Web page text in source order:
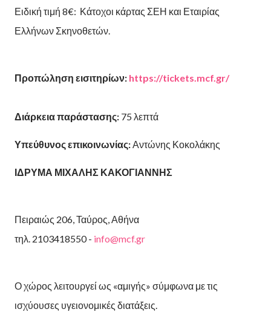
Ειδική τιμή 8€: Κάτοχοι κάρτας ΣΕΗ και Εταιρίας
Ελλήνων Σκηνοθετών.
Προπώληση εισιτηρίων: https://tickets.mcf.gr/
Διάρκεια παράστασης: 75 λεπτά
Υπεύθυνος επικοινωνίας:Αντώνης Κοκολάκης
ΙΔΡΥΜΑ ΜΙΧΑΛΗΣ ΚΑΚΟΓΙΑΝΝΗΣ
Πειραιώς 206, Ταύρος, Αθήνα
τηλ. 2103418550 - info@mcf.gr
Ο χώρος λειτουργεί ως «αμιγής» σύμφωνα με τις
ισχύουσες υγειονομικές διατάξεις.